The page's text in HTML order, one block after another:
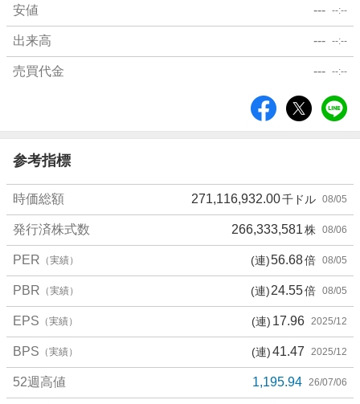
安値 --- --:--
出来高 --- --:--
売買代金 --- --:--
ア
参考指標
時価総額 271,116,932.00千ドル 08/05
発行済株式数 266,333,581株 08/06
PER （実績） (連)56.68倍 08/05
PBR （実績） (連)24.55倍 08/05
EPS （実績） (連) 17.96 2025/12
BPS （実績） (連)41.47 2025/12
52週高値 1,195.94 26/07/06